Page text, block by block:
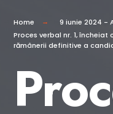
Home
9 iunie 2024 -
Proces verbal nr. 1,
rămânerii definitive a